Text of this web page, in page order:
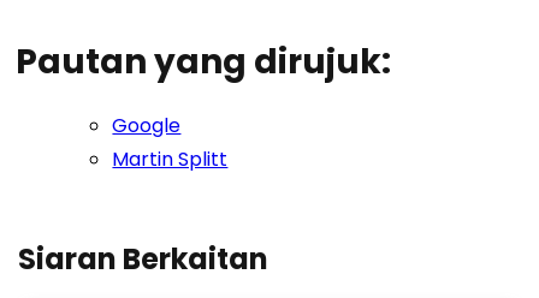
Pautan yang dirujuk:
Google
Martin Splitt
Siaran Berkaitan